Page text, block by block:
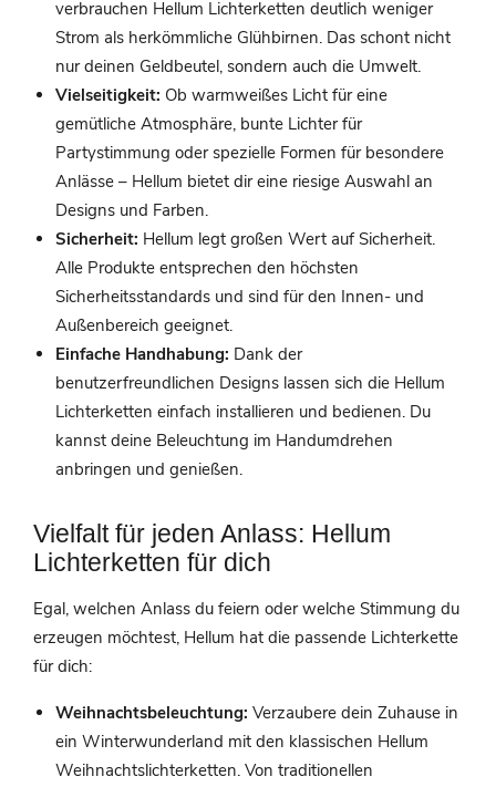
verbrauchen Hellum Lichterketten deutlich weniger
Strom als herkömmliche Glühbirnen. Das schont nicht
nur deinen Geldbeutel, sondern auch die Umwelt.
Vielseitigkeit: Ob warmweißes Licht für eine
gemütliche Atmosphäre, bunte Lichter für
Partystimmung oder spezielle Formen für besondere
Anlässe – Hellum bietet dir eine riesige Auswahl an
Designs und Farben.
Sicherheit: Hellum legt großen Wert auf Sicherheit.
Alle Produkte entsprechen den höchsten
Sicherheitsstandards und sind für den Innen- und
Außenbereich geeignet.
Einfache Handhabung: Dank der
benutzerfreundlichen Designs lassen sich die Hellum
Lichterketten einfach installieren und bedienen. Du
kannst deine Beleuchtung im Handumdrehen
anbringen und genießen.
Vielfalt für jeden Anlass: Hellum
Lichterketten für dich
Egal, welchen Anlass du feiern oder welche Stimmung du
erzeugen möchtest, Hellum hat die passende Lichterkette
für dich:
Weihnachtsbeleuchtung: Verzaubere dein Zuhause in
ein Winterwunderland mit den klassischen Hellum
Weihnachtslichterketten. Von traditionellen